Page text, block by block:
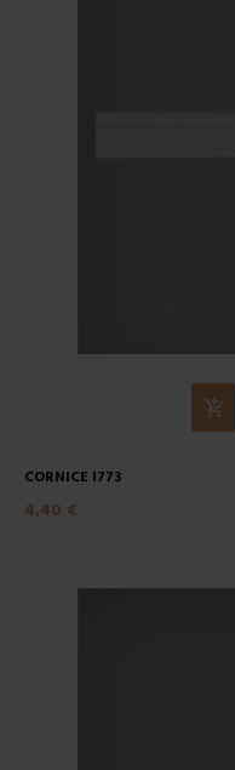
CORNICE I773
4,40 €